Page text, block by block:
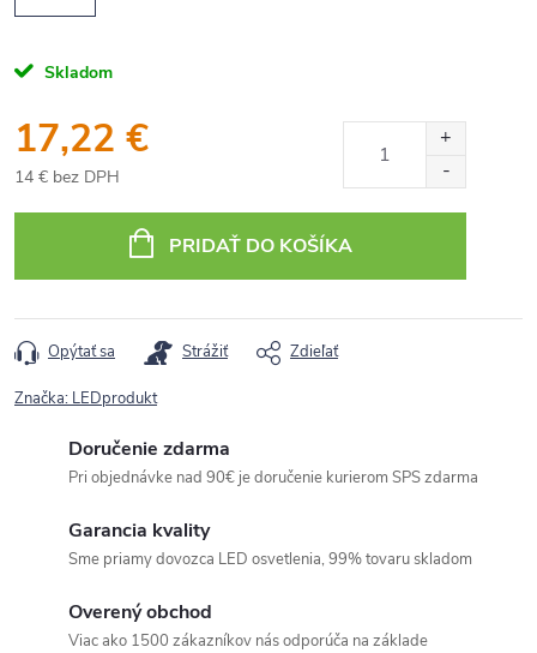
Skladom
17,22 €
14 € bez DPH
cena:
PRIDAŤ DO KOŠÍKA
Opýtať sa Strážiť Zdieľať
Značka: LEDprodukt
Doručenie zdarma
Pri objednávke nad 90€ je doručenie kurierom SPS zdarma
Garancia kvality
Sme priamy dovozca LED osvetlenia, 99% tovaru skladom
Overený obchod
Viac ako 1500 zákazníkov nás odporúča na základe